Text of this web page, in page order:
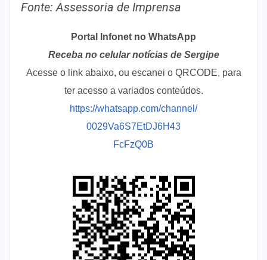
Fonte: Assessoria de Imprensa
Portal Infonet no WhatsApp
Receba no celular notícias de Sergipe
Acesse o link abaixo, ou escanei o QRCODE, para
ter acesso a variados conteúdos.
https://whatsapp.com/channel/
0029Va6S7EtDJ6H43
FcFzQ0B